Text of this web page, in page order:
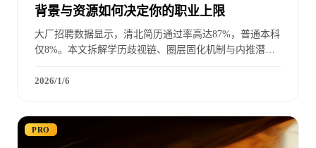
背景与资源如何决定你的职业上限
大厂招聘数据显示，清北简历通过率高达87%，普通本科
仅8%。本文拆解学历歧视链、圈层固化机制与内推潜规
值资本化、资源网络化。
2026/1/6
PRO